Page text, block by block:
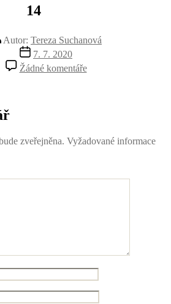
14
Autor: Tereza Suchanová
Datum
příspěvku
7. 7. 2020
Žádné komentářeu
textu
zveřejněna. Vyžadované informace